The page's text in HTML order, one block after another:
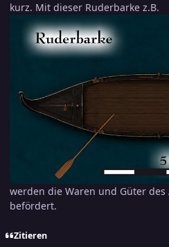
kurz. Mit dieser Ruderbarke z.B.
werden die Waren und Güter
befördert.
Zitieren